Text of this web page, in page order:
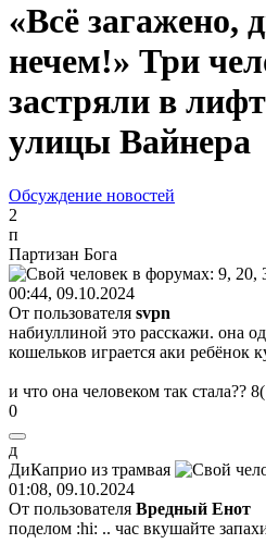
«Всё загажено,
нечем!» Три
застряли в
улицы Вайнера
Обсуждение новостей
2
п
Партизан Бога
00:44, 09.10.2024
От пользователя svpn
набиуллиной это расскажи. она
кошельков играется аки ребёнок
и что она человеком так стала?? 8(
0
д
ДиКаприо из трамвая
01:08, 09.10.2024
От пользователя Вредный Енот
поделом :hi: .. час вкушайте